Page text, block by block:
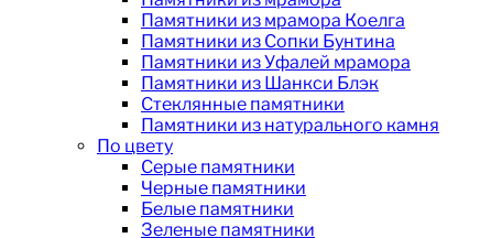
Памятники из мрамора Коелга
Памятники из Сопки Бунтина
Памятники из Уфалей мрамора
Памятники из Шанкси Блэк
Стеклянные памятники
Памятники из натурального камня
По цвету
Серые памятники
Черные памятники
Белые памятники
Зеленые памятники